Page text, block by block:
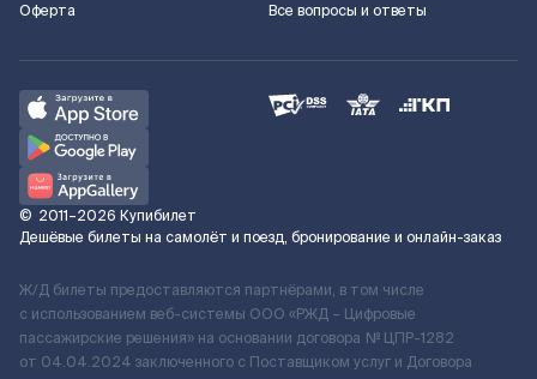
Оферта
Все вопросы и ответы
© 2011–2026 Купибилет
Дешёвые билеты на самолёт и поезд, бронирование и онлайн-заказ
Ж/Д билеты предоставляются партнёрами, в том числе
с использованием веб-системы ООО «РЖД – Цифровые
пассажирские решения» на основании договора № ЦПР-1282
от 04.04.2024 заключенного с Поставщиком услуг и Договора